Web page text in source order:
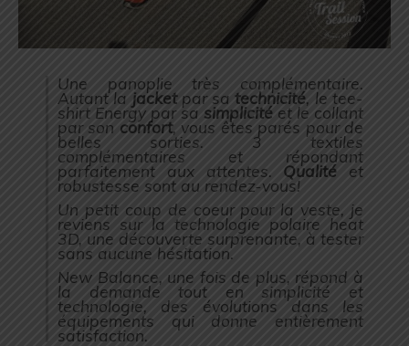
Une panoplie très complémentaire.
Autant la jacketpar satechnicité, le tee-
shirt Energy par sa simplicité et le collant
par son confort, vous êtes parés pour de
belles sorties. 3 textiles
complémentaires et répondant
parfaitement aux attentes. Qualité et
robustesse sont au rendez-vous!
Un petit coup de coeur pour la veste, je
reviens sur la technologie polaire heat
3D, une découverte surprenante, à tester
sans aucune hésitation.
New Balance, une fois de plus, répond à
la demande tout en simplicité et
technologie, des évolutions dans les
équipements qui donne entièrement
satisfaction.